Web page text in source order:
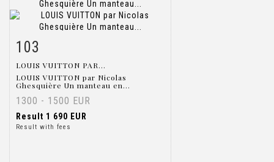
Item detail
103
LOUIS VUITTON PAR...
LOUIS VUITTON par Nicolas
Ghesquière Un manteau en...
1300 - 1500 EUR
Result 1 690 EUR
Result with fees